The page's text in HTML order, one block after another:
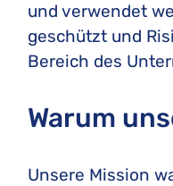
und verwendet
geschützt und
Bereich des
Warum
Unsere Mission